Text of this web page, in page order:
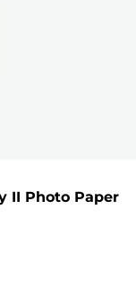
II Photo Paper